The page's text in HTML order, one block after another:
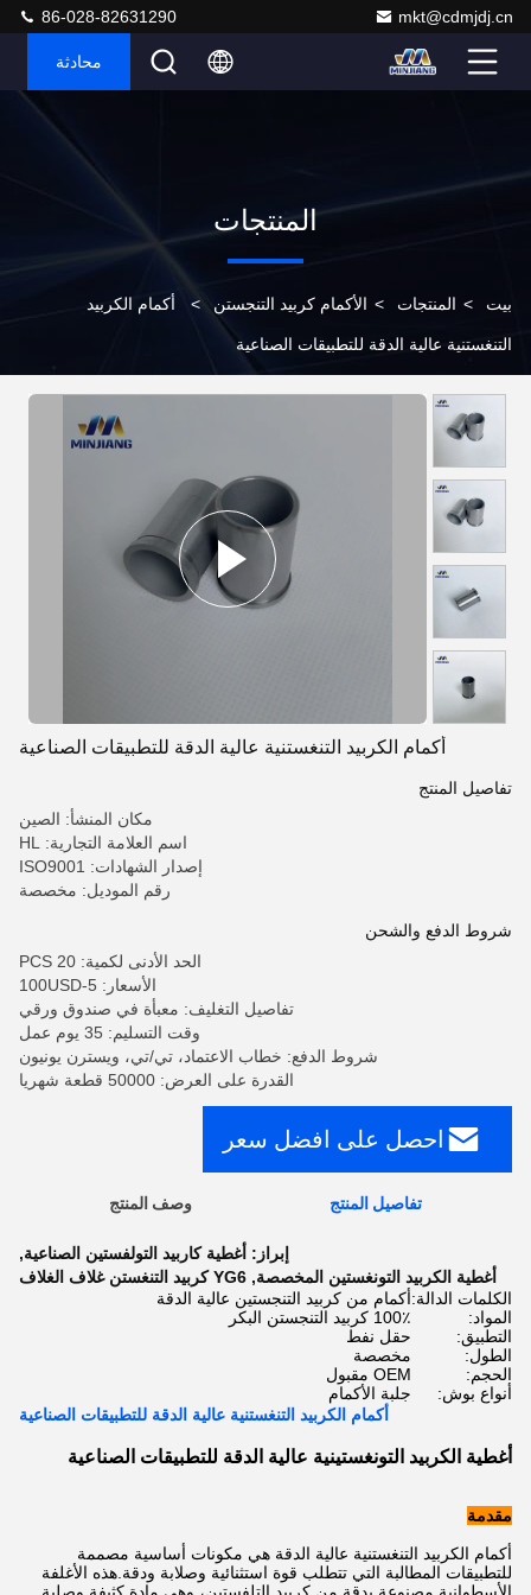
mkt@cdmjdj.cn
86-028-82631290
محادثة
المنتجات
بيت > المنتجات > الأكمام كربيد التنجستن > أكمام الكربيد
التنغستنية عالية الدقة للتطبيقات الصناعية
أكمام الكربيد التنغستنية عالية الدقة للتطبيقات الصناعية
تفاصيل المنتج
مكان المنشأ: الصين
اسم العلامة التجارية: HL
إصدار الشهادات: ISO9001
رقم الموديل: مخصصة
شروط الدفع والشحن
الحد الأدنى لكمية: 20 PCS
الأسعار: 5-100USD
تفاصيل التغليف: معبأة في صندوق ورقي
وقت التسليم: 35 يوم عمل
شروط الدفع: خطاب الاعتماد، تي/تي، ويسترن يونيون
القدرة على العرض: 50000 قطعة شهريا
احصل على افضل سعر
تفاصيل المنتج وصف المنتج
إبراز: أغطية كاربيد التولفستين الصناعية,
أغطية الكربيد التونغستين المخصصة, YG6 كربيد التنغستن غلاف الغلاف
الكلمات الدالة:أكمام من كربيد التنجستين عالية الدقة
المواد:
100٪ كربيد التنجستن البكر
التطبيق:
حقل نفط
الطول:
مخصصة
الحجم:
OEM مقبول
أنواع بوش:
جلبة الأكمام
أكمام الكربيد التنغستنية عالية الدقة للتطبيقات الصناعية
أغطية الكربيد التونغستينية عالية الدقة للتطبيقات الصناعية
مقدمة
أكمام الكربيد التنغستنية عالية الدقة هي مكونات أساسية مصممة
للتطبيقات المطالبة التي تتطلب قوة استثنائية وصلابة ودقة.هذه الأغلفة